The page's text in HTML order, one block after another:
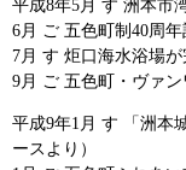
平成8年5月 す 洲本市
6月 ご 五色町制40周
7月 す 炬口海水浴場が
9月 ご 五色町・ヴァ
平成9年1月 す 「洲本
ースより）